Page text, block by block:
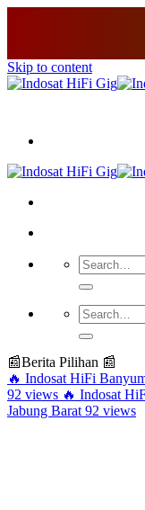
Skip to content
📰Berita Pilihan 📰
🔥 Indosat HiFi
92 views 🔥 Indosat
Jabung Barat 92 views